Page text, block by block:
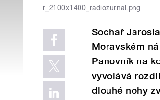
r_2100x1400_radiozurnal.png
Sochař
Moravském
Panovník na
vyvolává
dlouhé nohy